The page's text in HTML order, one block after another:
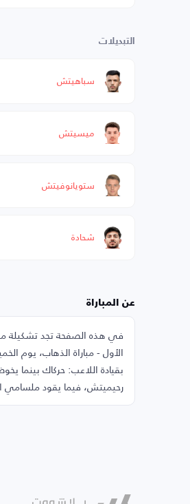
التبديلات
سباهيتش
ميسيتش
ستويانوفيتش
شحادة
عن المباراة
في هذه الصفحة تجد تشكيلة
رحيميتش، فيما يقود ملسامي